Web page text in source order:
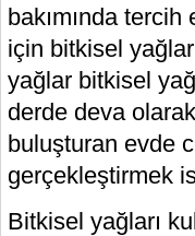
bakımında
için bitkisel
yağlar bitkisel
derde deva
buluşturan evde
gerçekleştirmek
Bitkisel yağları